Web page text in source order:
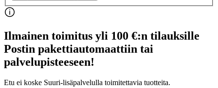
Ilmainen toimitus yli 100 €:n tilauksille
Postin pakettiautomaattiin tai
palvelupisteeseen!
Etu ei koske Suuri‑lisäpalvelulla toimitettavia tuotteita.